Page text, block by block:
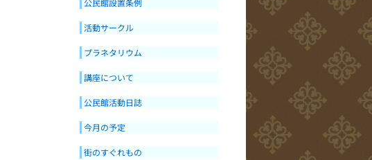
公民館設置条例
活動サークル
プラネタリウム
講座について
公民館活動日誌
今月の予定
街のすぐれもの